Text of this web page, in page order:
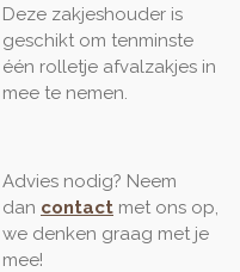
Deze zakjeshouder is
geschikt om tenminste
één rolletje afvalzakjes in
mee te nemen.
Advies nodig? Neem
dan contact met ons op,
we denken graag met je
mee!